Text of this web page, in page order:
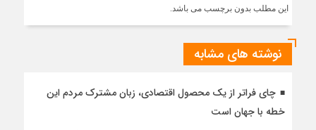
این مطلب بدون برچسب می باشد.
نوشته های مشابه
چای فراتر از یک محصول اقتصادی، زبان مشترک مردم این
خطه با جهان است